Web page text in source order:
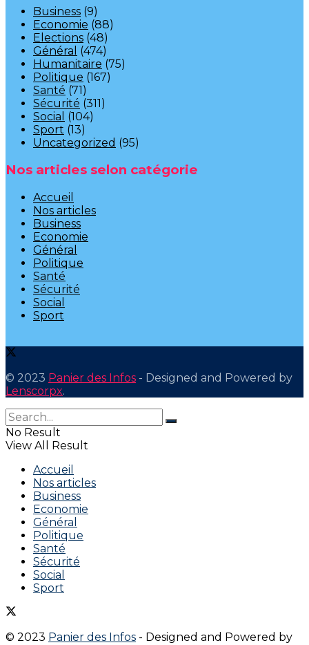
Business (9)
Economie (88)
Elections (48)
Général (474)
Humanitaire (75)
Politique (167)
Santé (71)
Sécurité (311)
Social (104)
Sport (13)
Uncategorized (95)
Nos articles selon catégorie
Accueil
Nos articles
Business
Economie
Général
Politique
Santé
Sécurité
Social
Sport
© 2023 Panier des Infos - Designed and Powered by
Lenscorpx.
No Result
View All Result
Accueil
Nos articles
Business
Economie
Général
Politique
Santé
Sécurité
Social
Sport
© 2023 Panier des Infos - Designed and Powered by